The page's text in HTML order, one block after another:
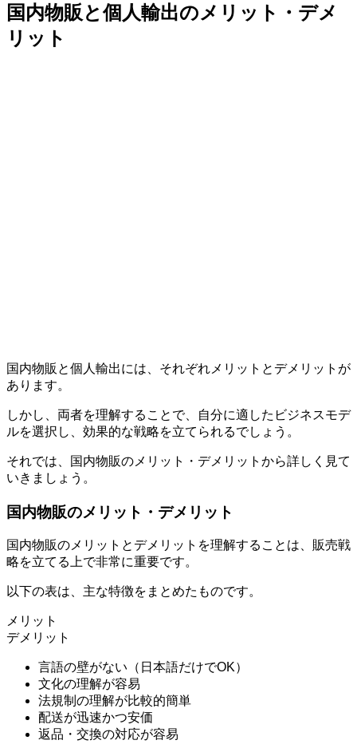
国内物販と個人輸出のメリット・デメ
リット
国内物販と個人輸出には、それぞれメリットとデメリットが
あります。
しかし、両者を理解することで、自分に適したビジネスモデ
ルを選択し、効果的な戦略を立てられるでしょう。
それでは、国内物販のメリット・デメリットから詳しく見て
いきましょう。
国内物販のメリット・デメリット
国内物販のメリットとデメリットを理解することは、販売戦
略を立てる上で非常に重要です。
以下の表は、主な特徴をまとめたものです。
メリット
デメリット
言語の壁がない（日本語だけでOK）
文化の理解が容易
法規制の理解が比較的簡単
配送が迅速かつ安価
返品・交換の対応が容易